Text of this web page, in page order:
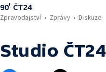
90’ ČT24
Zpravodajství
Zprávy Diskuze
Studio ČT24